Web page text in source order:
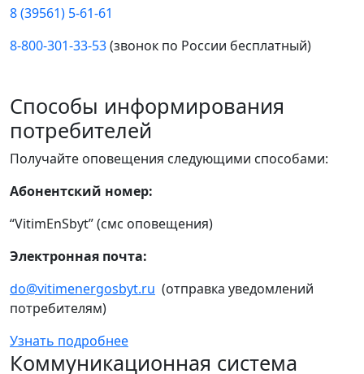
8 (39561) 5-61-61
8-800-301-33-53(звонок по России бесплатный)
Способы информирования
потребителей
Получайте оповещения следующими способами:
Абонентский номер:
“VitimEnSbyt” (смс оповещения)
Электронная почта:
do@vitimenergosbyt.ru (отправка уведомлений
потребителям)
Узнать подробнее
Коммуникационная система